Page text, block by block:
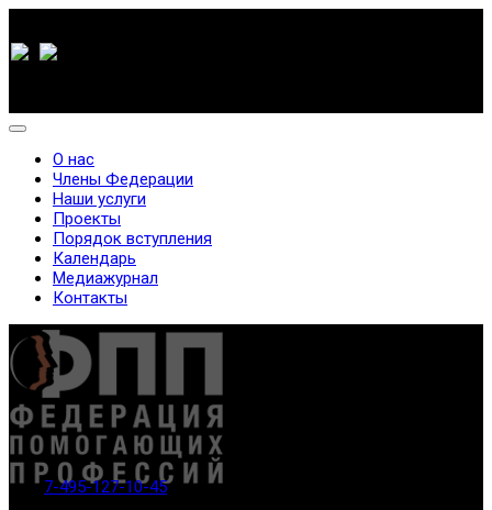
7-495-127-10-45
О нас
Члены Федерации
Наши услуги
Проекты
Порядок вступления
Календарь
Медиажурнал
Контакты